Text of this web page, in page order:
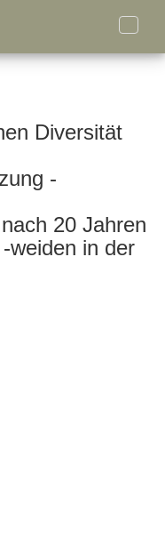
Toggle
Diversität
-
20 Jahren
weiden in der